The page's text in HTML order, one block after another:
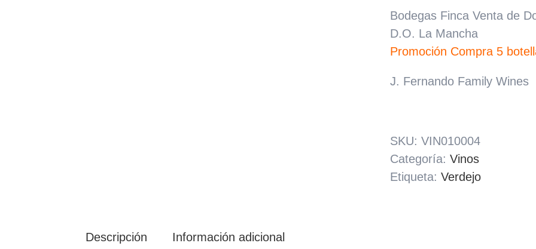
Bodegas Finca Venta de
D.O. La Mancha
Promoción Compra 5
J. Fernando Family Wines
SKU: VIN010004
Categoría: Vinos
Etiqueta: Verdejo
Descripción Información adicional